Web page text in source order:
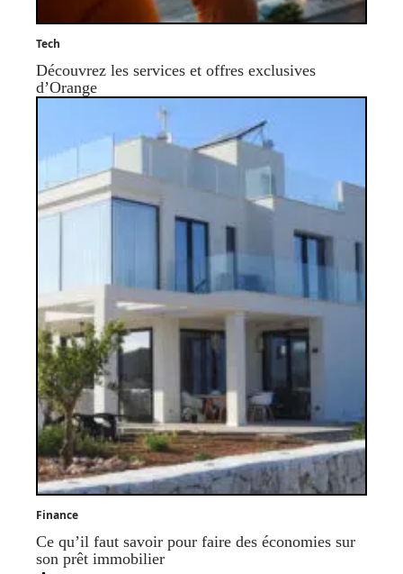
Tech
Découvrez les services et offres exclusives
d’Orange
Finance
Ce qu’il faut savoir pour faire des économies sur
son prêt immobilier